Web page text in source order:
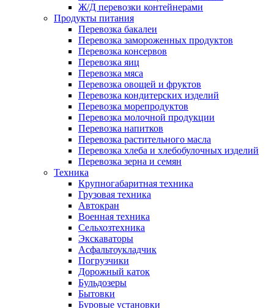
Ж/Д перевозки контейнерами
Продукты питания
Перевозка бакалеи
Перевозка замороженных продуктов
Перевозка консервов
Перевозка яиц
Перевозка мяса
Перевозка овощей и фруктов
Перевозка кондитерских изделий
Перевозка морепродуктов
Перевозка молочной продукции
Перевозка напитков
Перевозка растительного масла
Перевозка хлеба и хлебобулочных изделий
Перевозка зерна и семян
Техника
Крупногабаритная техника
Грузовая техника
Автокран
Военная техника
Сельхозтехника
Экскаваторы
Асфальтоукладчик
Погрузчики
Дорожный каток
Бульдозеры
Бытовки
Буровые установки